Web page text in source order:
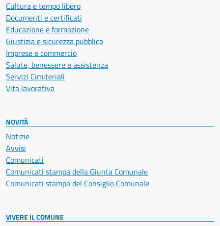
Cultura e tempo libero
Documenti e certificati
Educazione e formazione
Giustizia e sicurezza pubblica
Imprese e commercio
Salute, benessere e assistenza
Servizi Cimiteriali
Vita lavorativa
NOVITÀ
Notizie
Avvisi
Comunicati
Comunicati stampa della Giunta Comunale
Comunicati stampa del Consiglio Comunale
VIVERE IL COMUNE